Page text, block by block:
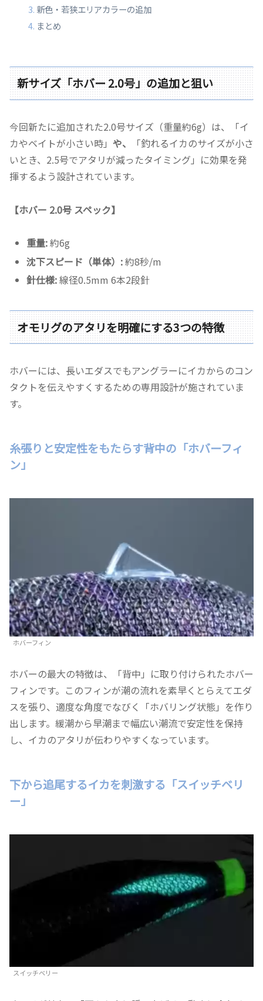
新色・若狭エリアカラーの追加
まとめ
新サイズ「ホバー 2.0号」の追加と狙い
今回新たに追加された2.0号サイズ（重量約6g）は、「イ
カやベイトが小さい時」 や、
「釣れるイカのサイズが小さ
いとき、2.5号でアタリが減ったタイミング」に効果を発
揮するよう設計されています。
【ホバー 2.0号 スペック】
重量:約6g
沈下スピード（単体）:約8秒/m
針仕様:線径0.5mm 6本2段針
オモリグのアタリを明確にする3つの特徴
ホバーには、長いエダスでもアングラーにイカからのコン
タクトを伝えやすくするための専用設計が施されていま
す。
糸張りと安定性をもたらす背中の「ホバーフィ
ン」
ホバーフィン
ホバーの最大の特徴は、「背中」に取り付けられたホバー
フィンです。このフィンが潮の流れを素早くとらえてエダ
スを張り、適度な角度でなびく「ホバリング状態」を作り
出します。緩潮から早潮まで幅広い潮流で安定性を保持
し、イカのアタリが伝わりやすくなっています。
下から追尾するイカを刺激する「スイッチベリ
ー」
スイッチベリー